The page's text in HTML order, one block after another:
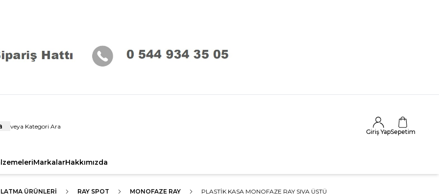
Giriş YapSepetim
MarkalarHakkımızda
ÜRÜNLERI RAY SPOT MONOFAZE RAY PLASTİK KASA MONOFAZE RAY SIVA ÜSTÜ